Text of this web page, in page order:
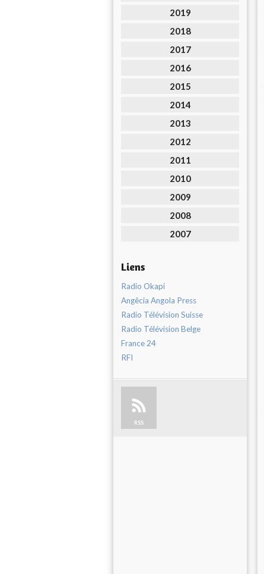
2019
2018
2017
2016
2015
2014
2013
2012
2011
2010
2009
2008
2007
Liens
Radio Okapi
Angêcia Angola Press
Radio Télévision Suisse
Radio Télévision Belge
France 24
RFI
RSS